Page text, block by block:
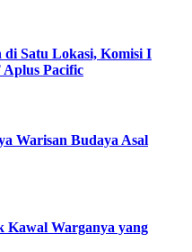
di Satu Lokasi, Komisi I
Pacific
Warisan Budaya Asal
Kawal Warganya yang